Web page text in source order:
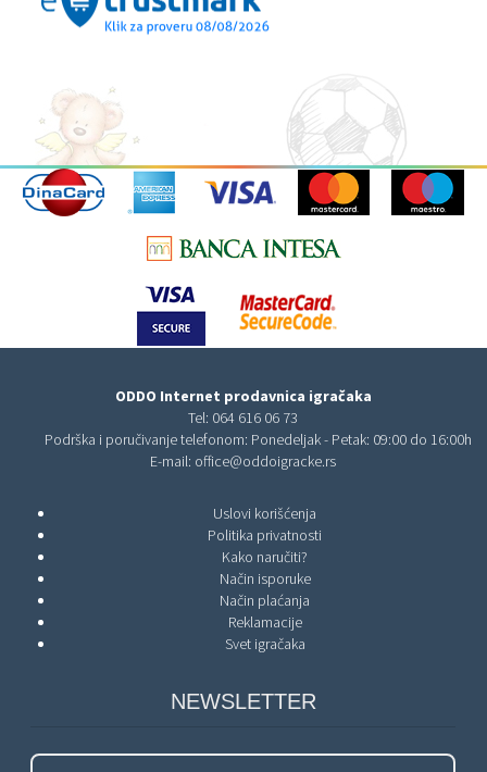
ODDO Internet prodavnica igračaka
Tel: 064 616 06 73
Podrška i poručivanje telefonom: Ponedeljak - Petak: 09:00 do 16:00h
E-mail: office@oddoigracke.rs
Uslovi korišćenja
Politika privatnosti
Kako naručiti?
Način isporuke
Način plaćanja
Reklamacije
Svet igračaka
NEWSLETTER